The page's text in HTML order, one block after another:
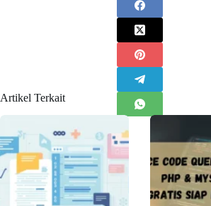
Artikel Terkait